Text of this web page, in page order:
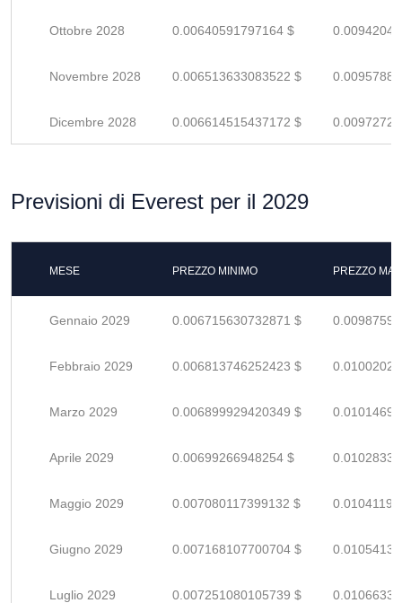
Ottobre 2028 0.00640591797164 $
Novembre 2028 0.006513633083522 $
Dicembre 2028 0.006614515437172 $
Previsioni di Everest per il 2029
MESE PREZZO MINIMO PREZZO
Gennaio 2029 0.006715630732871 $
Febbraio 2029 0.006813746252423 $
Marzo 2029 0.006899929420349 $
Aprile 2029 0.00699266948254 $
Maggio 2029 0.007080117399132 $
Giugno 2029 0.007168107700704 $
Luglio 2029 0.007251080105739 $